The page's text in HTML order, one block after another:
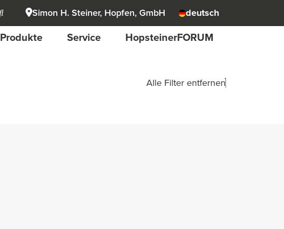
Simon H. Steiner, Hopfen, GmbH deutsch
Produkte Service HopsteinerFORUM
Alle Filter entfernen